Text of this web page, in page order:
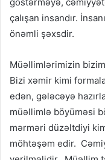
çalışan insandır.
önəmli şəxsdir.
Müəllimlərimizin
Bizi xəmir kimi
edən, gələcəyə
müəllimlə böyüməsi
mərməri düzəltdiyi
möhtəşəm edir.